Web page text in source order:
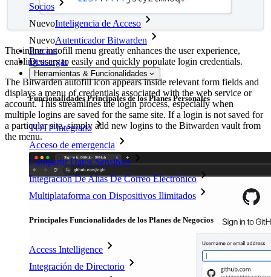
Socios
NuevoInteligencia de Acceso
NuevoAutenticador Bitwarden
Precios
Descargar
Herramientas & Funcionalidades
Funcionalidades Principales de los Planes Personales
TOTP Integrado
Acceso de emergencia
Compartir Datos Sensibles
Integración De Alias De Correo Electrónico
Multiplataforma con Dispositivos Ilimitados
Principales Funcionalidades de los Planes de Negocios
Access Intelligence
Integración de Directorio
The inline autofill menu greatly enhances the user experience,
enabling users to easily and quickly populate login credentials.
The Bitwarden autofill icon appears inside relevant form fields and
displays a menu of credentials associated with the web service or
account. This streamlines the login process, especially when
multiple logins are saved for the same site. If a login is not saved for
a particular site, simply add new logins to the Bitwarden vault from
the menu.